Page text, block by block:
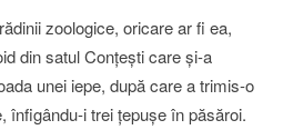
zoologice, oricare ar fi ea,
din satul Conţeşti care şi-a
unei iepe, după care a trimis-o
înfigându-i trei ţepuşe în păsăroi.